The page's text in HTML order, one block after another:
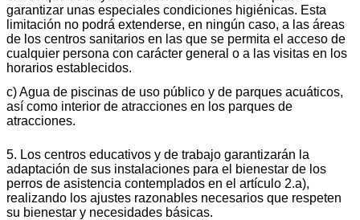
garantizar unas especiales condiciones higiénicas. Esta
limitación no podrá extenderse, en ningún caso, a las áreas
de los centros sanitarios en las que se permita el acceso de
cualquier persona con carácter general o a las visitas en los
horarios establecidos.
c) Agua de piscinas de uso público y de parques acuáticos,
así como interior de atracciones en los parques de
atracciones.
5. Los centros educativos y de trabajo garantizarán la
adaptación de sus instalaciones para el bienestar de los
perros de asistencia contemplados en el artículo 2.a),
realizando los ajustes razonables necesarios que respeten
su bienestar y necesidades básicas.